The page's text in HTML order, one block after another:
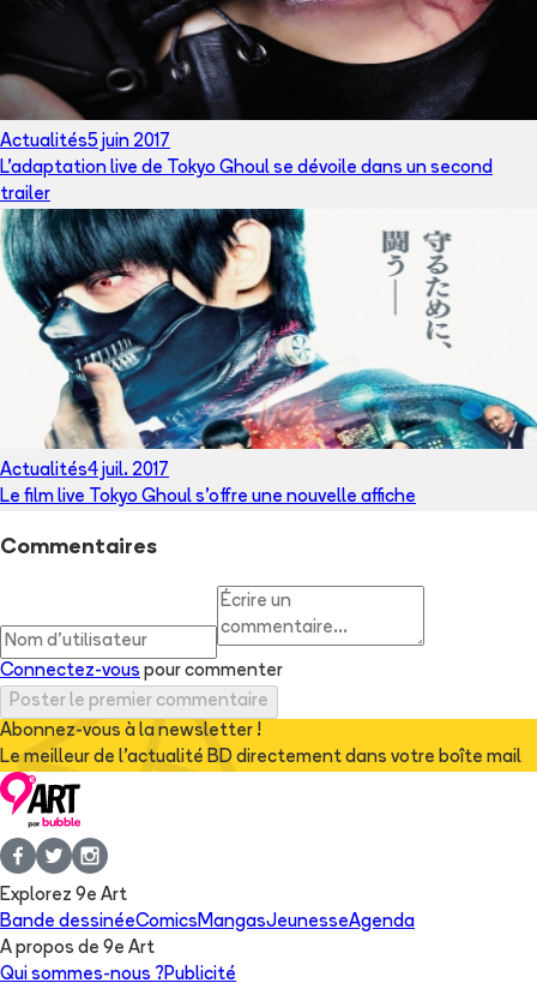
Actualités5 juin 2017
L'adaptation live de Tokyo Ghoul se dévoile dans un second
trailer
Actualités4 juil. 2017
Le film live Tokyo Ghoul s'offre une nouvelle affiche
Commentaires
Connectez-vous pour commenter
Poster le premier commentaire
Abonnez-vous à la newsletter !
Le meilleur de l'actualité BD directement dans votre boîte mail
Explorez 9e Art
Bande dessinéeComicsMangasJeunesseAgenda
A propos de 9e Art
Qui sommes-nous ?Publicité